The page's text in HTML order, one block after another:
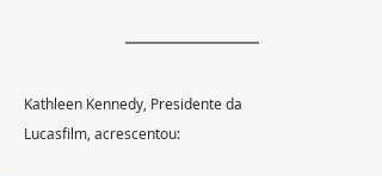
Kathleen Kennedy, Presidente da
Lucasfilm, acrescentou: